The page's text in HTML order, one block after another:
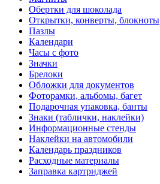
Обертки для шоколада
Открытки, конверты, блокноты
Пазлы
Календари
Часы с фото
Значки
Брелоки
Обложки для документов
Фоторамки, альбомы, багет
Подарочная упаковка, банты
Знаки (таблички, наклейки)
Информационные стенды
Наклейки на автомобили
Календарь праздников
Расходные материалы
Заправка картриджей